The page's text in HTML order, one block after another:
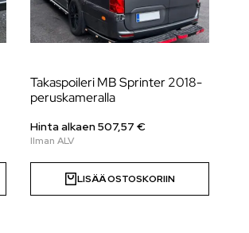
Takaspoileri MB Sprinter 2018-
peruskameralla
Hinta alkaen 507,57 €
LISÄÄ OSTOSKORIIN